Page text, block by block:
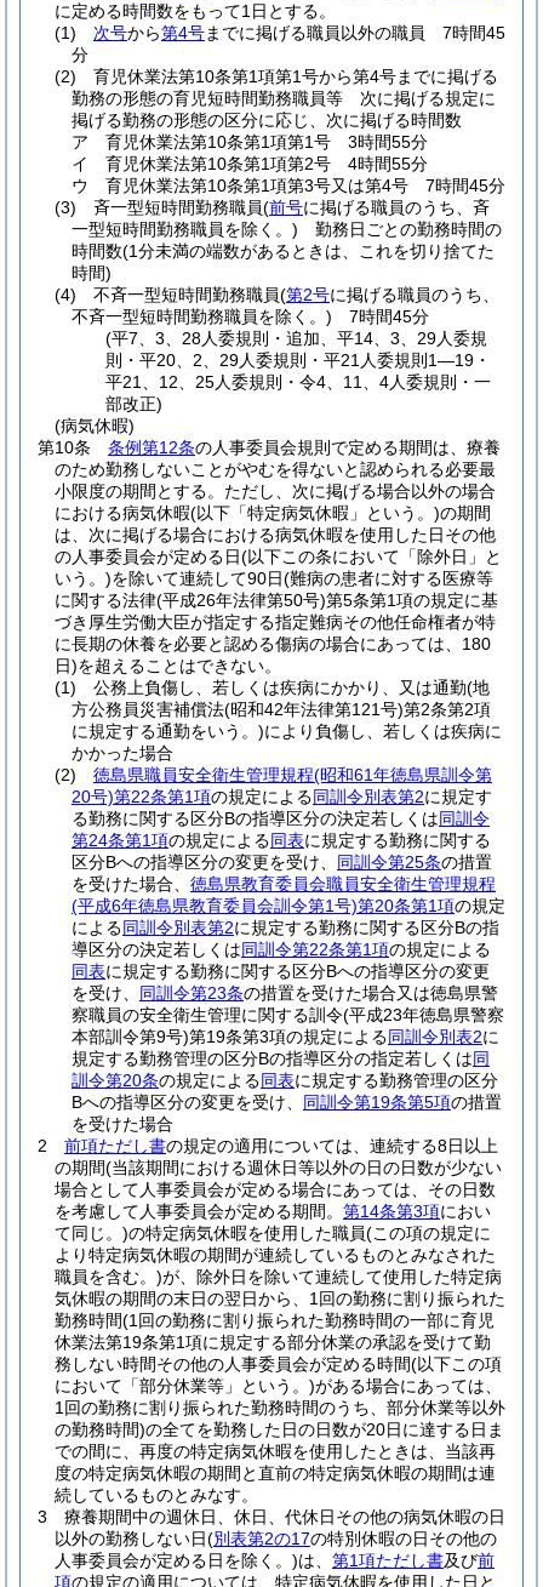
に定める時間数をもって1日とする。
(1)
次号から第4号までに掲げる職員以外の職員 7時間45
分
(2)
育児休業法第10条第1項第1号から第4号までに掲げる
勤務の形態の育児短時間勤務職員等 次に掲げる規定に
掲げる勤務の形態の区分に応じ、次に掲げる時間数
ア
育児休業法第10条第1項第1号 3時間55分
イ
育児休業法第10条第1項第2号 4時間55分
ウ
育児休業法第10条第1項第3号又は第4号 7時間45分
(3)
斉一型短時間勤務職員(前号に掲げる職員のうち、斉
一型短時間勤務職員を除く。) 勤務日ごとの勤務時間の
時間数(1分未満の端数があるときは、これを切り捨てた
時間)
(4)
不斉一型短時間勤務職員(第2号に掲げる職員のうち、
不斉一型短時間勤務職員を除く。) 7時間45分
(平7、3、28人委規則・追加、平14、3、29人委規
則・平20、2、29人委規則・平21人委規則1―19・
平21、12、25人委規則・令4、11、4人委規則・一
部改正)
(病気休暇)
第10条
条例第12条の人事委員会規則で定める期間は、療養
のため勤務しないことがやむを得ないと認められる必要最
小限度の期間とする。 ただし、次に掲げる場合以外の場合
における病気休暇(以下「特定病気休暇」という。)の期間
は、次に掲げる場合における病気休暇を使用した日その他
の人事委員会が定める日(以下この条において「除外日」と
いう。)を除いて連続して90日(難病の患者に対する医療等
に関する法律(平成26年法律第50号)第5条第1項の規定に基
づき厚生労働大臣が指定する指定難病その他任命権者が特
に長期の休養を必要と認める傷病の場合にあっては、180
日)を超えることはできない。
(1)
公務上負傷し、若しくは疾病にかかり、又は通勤(地
方公務員災害補償法(昭和42年法律第121号)第2条第2項
に規定する通勤をいう。)により負傷し、若しくは疾病に
かかった場合
(2)
徳島県職員安全衛生管理規程(昭和61年徳島県訓令第
20号)第22条第1項の規定による同訓令別表第2に規定す
る勤務に関する区分Bの指導区分の決定若しくは同訓令
第24条第1項の規定による同表に規定する勤務に関する
区分Bへの指導区分の変更を受け、 同訓令第25条の措置
を受けた場合、 徳島県教育委員会職員安全衛生管理規程
(平成6年徳島県教育委員会訓令第1号)第20条第1項の規定
による同訓令別表第2に規定する勤務に関する区分Bの指
導区分の決定若しくは同訓令第22条第1項の規定による
同表に規定する勤務に関する区分Bへの指導区分の変更
を受け、 同訓令第23条の措置を受けた場合又は徳島県警
察職員の安全衛生管理に関する訓令(平成23年徳島県警察
本部訓令第9号)第19条第3項の規定による同訓令別表2に
規定する勤務管理の区分Bの指導区分の指定若しくは同
訓令第20条の規定による同表に規定する勤務管理の区分
Bへの指導区分の変更を受け、 同訓令第19条第5項の措置
を受けた場合
2
前項ただし書の規定の適用については、連続する8日以上
の期間(当該期間における週休日等以外の日の日数が少ない
場合として人事委員会が定める場合にあっては、その日数
を考慮して人事委員会が定める期間。 第14条第3項におい
て同じ。)の特定病気休暇を使用した職員(この項の規定に
より特定病気休暇の期間が連続しているものとみなされた
職員を含む。)が、除外日を除いて連続して使用した特定病
気休暇の期間の末日の翌日から、1回の勤務に割り振られた
勤務時間(1回の勤務に割り振られた勤務時間の一部に育児
休業法第19条第1項に規定する部分休業の承認を受けて勤
務しない時間その他の人事委員会が定める時間(以下この項
において「部分休業等」という。)がある場合にあっては、
1回の勤務に割り振られた勤務時間のうち、部分休業等以外
の勤務時間)の全てを勤務した日の日数が20日に達する日ま
での間に、再度の特定病気休暇を使用したときは、当該再
度の特定病気休暇の期間と直前の特定病気休暇の期間は連
続しているものとみなす。
3
療養期間中の週休日、休日、代休日その他の病気休暇の日
以外の勤務しない日(別表第2の17の特別休暇の日その他の
人事委員会が定める日を除く。)は、 第1項ただし書及び前
項の規定の適用については、特定病気休暇を使用した日と